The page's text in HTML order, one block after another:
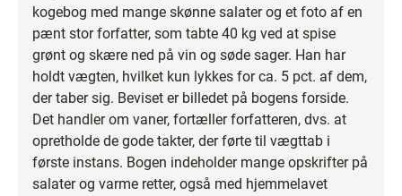
kogebog med mange skønne salater og et foto af en
pænt stor forfatter, som tabte 40 kg ved at spise
grønt og skære ned på vin og søde sager. Han har
holdt vægten, hvilket kun lykkes for ca. 5 pct. af dem,
der taber sig. Beviset er billedet på bogens forside.
Det handler om vaner, fortæller forfatteren, dvs. at
opretholde de gode takter, der førte til vægttab i
første instans. Bogen indeholder mange opskrifter på
salater og varme retter, også med hjemmelavet